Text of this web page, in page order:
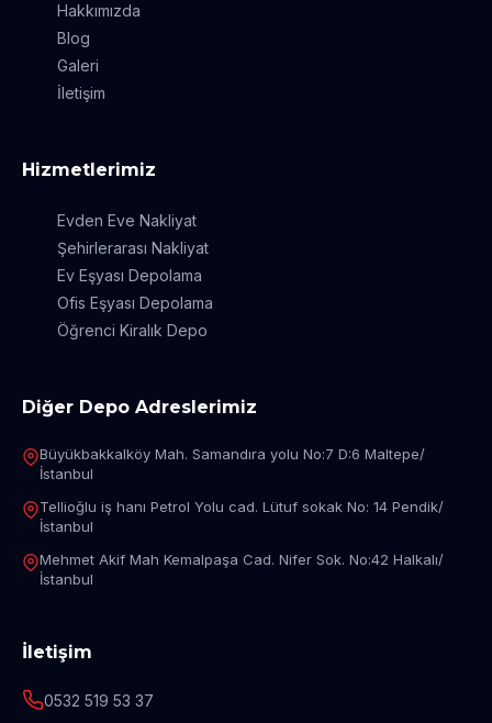
Hakkımızda
Blog
Galeri
İletişim
Hizmetlerimiz
Evden Eve Nakliyat
Şehirlerarası Nakliyat
Ev Eşyası Depolama
Ofis Eşyası Depolama
Öğrenci Kiralık Depo
Diğer Depo Adreslerimiz
Büyükbakkalköy Mah. Samandıra yolu No:7 D:6 Maltepe/
İstanbul
Tellioğlu iş hanı Petrol Yolu cad. Lütuf sokak No: 14 Pendik/
İstanbul
Mehmet Akif Mah Kemalpaşa Cad. Nifer Sok. No:42 Halkalı/
İstanbul
İletişim
0532 519 53 37